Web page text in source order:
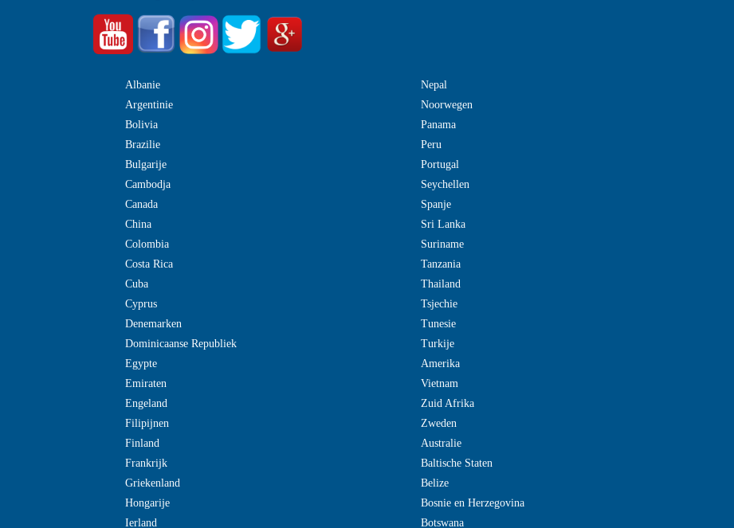
Albanie
Argentinie
Bolivia
Brazilie
Bulgarije
Cambodja
Canada
China
Colombia
Costa Rica
Cuba
Cyprus
Denemarken
Dominicaanse Republiek
Egypte
Emiraten
Engeland
Filipijnen
Finland
Frankrijk
Griekenland
Hongarije
Ierland
Nepal
Noorwegen
Panama
Peru
Portugal
Seychellen
Spanje
Sri Lanka
Suriname
Tanzania
Thailand
Tsjechie
Tunesie
Turkije
Amerika
Vietnam
Zuid Afrika
Zweden
Australie
Baltische Staten
Belize
Bosnie en Herzegovina
Botswana